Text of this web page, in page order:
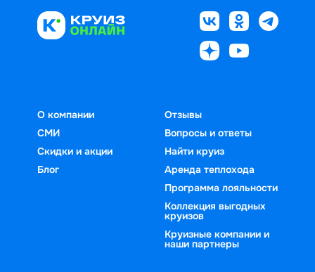
О компании
СМИ
Скидки и акции
Блог
Отзывы
Вопросы и ответы
Найти круиз
Аренда теплохода
Программа лояльности
Коллекция выгодных
круизов
Круизные компании и
наши партнеры